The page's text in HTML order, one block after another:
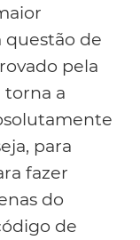
questão de
pela
torna a
para
fazer
do
de